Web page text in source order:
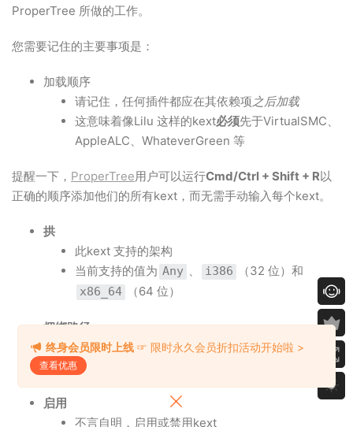
ProperTree 所做的工作。
您需要记住的主要事项是：
加载顺序
请记住，任何插件都应在其依赖项 之后加载
这意味着像Lilu 这样的kext必须先于VirtualSMC、
AppleALC、WhateverGreen 等
提醒一下， ProperTree用户可以运行Cmd/Ctrl + Shift + R以
正确的顺序添加他们的所有kext，而无需手动输入每个kext。
拱
此kext 支持的架构
当前支持的值为 Any i386 （32 位）和
x86_64 （64 位）
捆绑路径
kext 的名称
前任：
启用
不言自明，启用或禁用kext
终身会员限时上线 ☞ 限时永久会员折扣活动开始啦 >
查看优惠